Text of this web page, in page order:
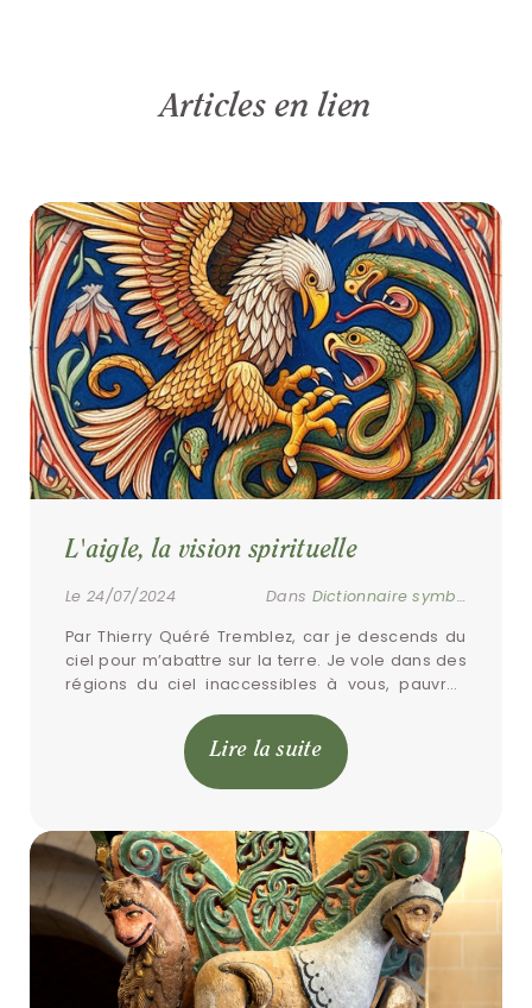
Articles en lien
L'aigle, la vision spirituelle
Le 24/07/2024 Dans Dictionnaire symbolique
Par Thierry Quéré Tremblez, car je descends du
ciel pour m’abattre sur la terre. Je vole dans des
régions du ciel inaccessibles à vous, pauvres
Lire la suite